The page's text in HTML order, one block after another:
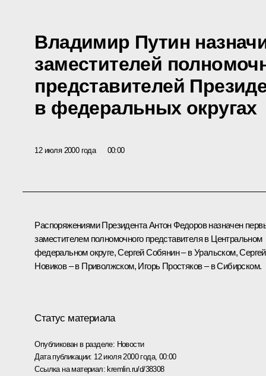
Владимир Путин
заместителей
представителей
в федеральных округах
12 июля 2000 года 00:00
Распоряжениями Президента Антон Федоров назначен
заместителем полномочного представителя в Центральном
федеральном округе, Сергей Собянин – в Уральском, Сергей
Новиков – в Приволжском, Игорь Простяков – в Сибирском.
Статус материала
Опубликован в разделе: Новости
Дата публикации: 12 июля 2000 года, 00:00
Ссылка на материал:kremlin.ru/d/38308